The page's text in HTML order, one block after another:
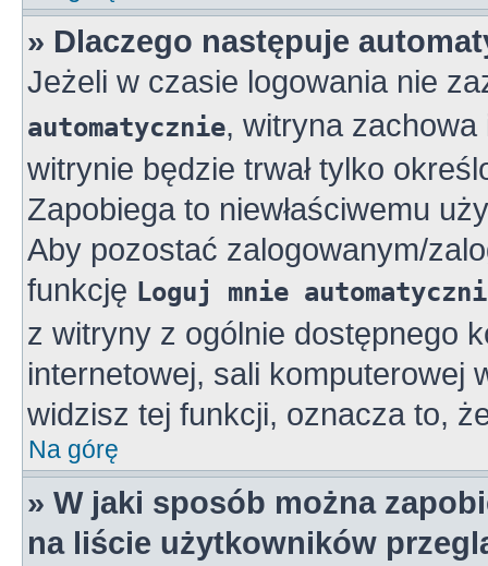
» Dlaczego następuje
Jeżeli w czasie logowania nie
automatycznie, witryna
witrynie będzie trwał tylko
Zapobiega to niewłaściwemu
Aby pozostać zalogowanym/
funkcję Loguj mnie
z witryny z ogólnie dostępnego
internetowej, sali komputerowej
widzisz tej funkcji, oznacza to,
Na górę
» W jaki sposób można
na liście użytkowników